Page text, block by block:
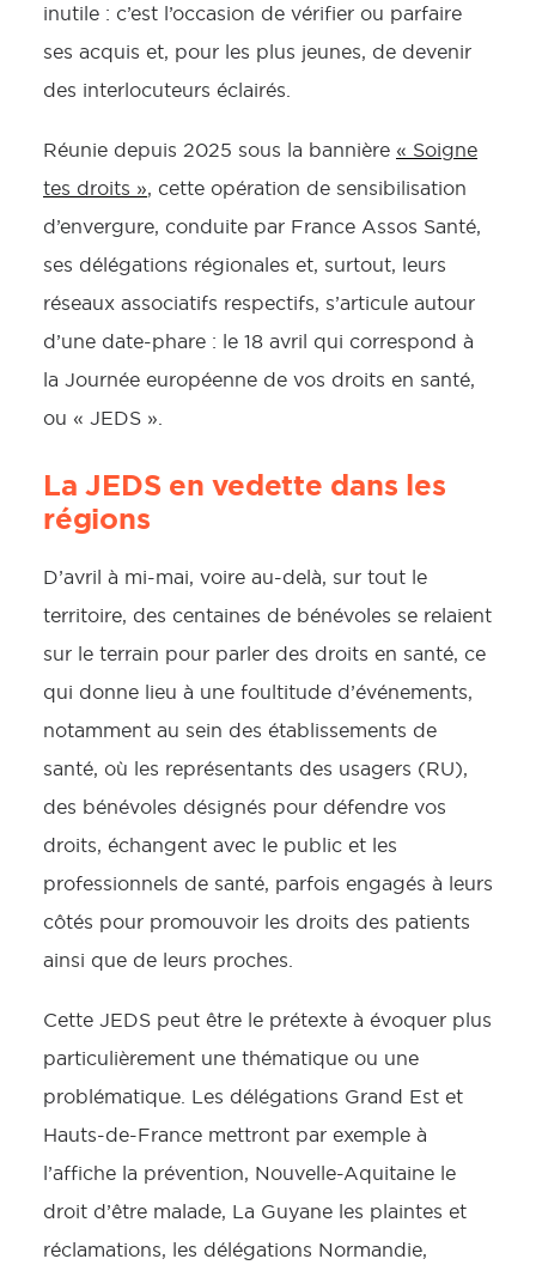
inutile : c’est l’occasion de vérifier ou parfaire
ses acquis et, pour les plus jeunes, de devenir
des interlocuteurs éclairés.
Réunie depuis 2025 sous la bannière « Soigne
tes droits », cette opération de sensibilisation
d’envergure, conduite par France Assos Santé,
ses délégations régionales et, surtout, leurs
réseaux associatifs respectifs, s’articule autour
d’une date-phare : le 18 avril qui correspond à
la Journée européenne de vos droits en santé,
ou « JEDS ».
La JEDS en vedette dans les
régions
D’avril à mi-mai, voire au-delà, sur tout le
territoire, des centaines de bénévoles se relaient
sur le terrain pour parler des droits en santé, ce
qui donne lieu à une foultitude d’événements,
notamment au sein des établissements de
santé, où les représentants des usagers (RU),
des bénévoles désignés pour défendre vos
droits, échangent avec le public et les
professionnels de santé, parfois engagés à leurs
côtés pour promouvoir les droits des patients
ainsi que de leurs proches.
Cette JEDS peut être le prétexte à évoquer plus
particulièrement une thématique ou une
problématique. Les délégations Grand Est et
Hauts-de-France mettront par exemple à
l’affiche la prévention, Nouvelle-Aquitaine le
droit d’être malade, La Guyane les plaintes et
réclamations, les délégations Normandie,